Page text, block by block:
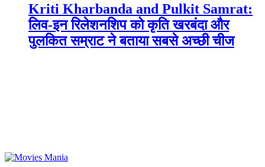
Kriti Kharbanda and Pulkit Samrat:
लिव-इन रिलेशनशिप को कृति खरबंदा और
पुलकित सम्राट ने बताया सबसे अच्छी चीज